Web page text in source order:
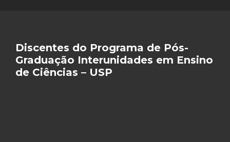
Discentes do Programa de Pós-
Graduação Interunidades em Ensino
de Ciências – USP